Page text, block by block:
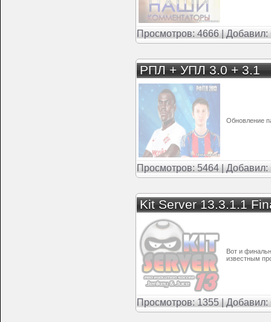
Просмотров: 4666 | Добавил:
РПЛ + УПЛ 3.0 + 3.1
Обновление
Просмотров: 5464 | Добавил:
Kit Server 13.3.1.1
Вот и
известным
Просмотров: 1355 | Добавил: